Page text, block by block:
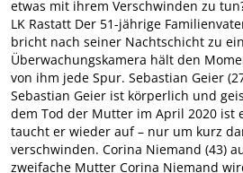
etwas mit ihrem Verschwinden zu
LK Rastatt Der 51-jährige
bricht nach seiner Nachtschicht zu
Überwachungskamera hält den
von ihm jede Spur. Sebastian Geier
Sebastian Geier ist körperlich und
dem Tod der Mutter im April 2020 ist
taucht er wieder auf – nur um kurz
verschwinden. Corina Niemand (43)
zweifache Mutter Corina Niemand